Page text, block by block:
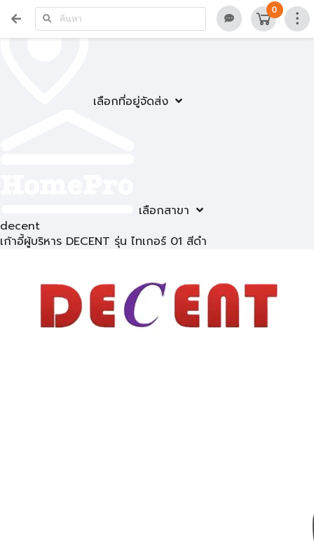
เลือกที่อยู่จัดส่ง
เลือกสาขา
0
decent
เก้าอี้ผู้บริหาร DECENT รุ่น ไทเกอร์ 01 สีดำ